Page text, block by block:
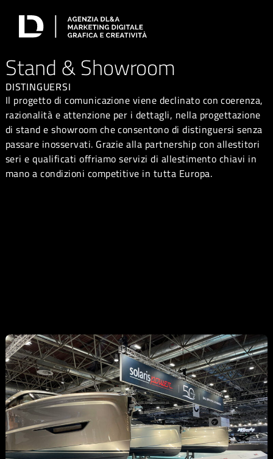
Stand & Showroom
DISTINGUERSI
Il progetto di comunicazione viene declinato con coerenza,
razionalità e attenzione per i dettagli, nella progettazione
di stand e showroom che consentono di distinguersi senza
passare inosservati. Grazie alla partnership con allestitori
seri e qualificati offriamo servizi di allestimento chiavi in
mano a condizioni competitive in tutta Europa.